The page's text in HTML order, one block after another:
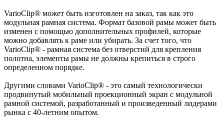
VarioClip® может быть изготовлен на заказ, так как это
модульная рамная система. Формат базовой рамы может быть
изменен с помощью дополнительных профилей, которые
можно добавлять к раме или убирать. За счет того, что
VarioClip® - рамная система без отверстий для крепления
полотна, элементы рамы не должны крепиться в строго
определенном порядке.
Другими словами VarioClip® - это самый технологически
продвинутый мобильный проекционный экран с модульной
рамной системой, разработанный и произведенный лидерами
рынка с 40-летним опытом.